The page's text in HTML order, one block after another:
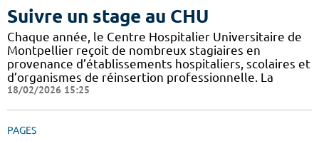
Suivre un stage au CHU
Chaque année, le Centre Hospitalier Universitaire de
Montpellier reçoit de nombreux stagiaires en
provenance d’établissements hospitaliers, scolaires et
d’organismes de réinsertion professionnelle. La
18/02/2026 15:25
PAGES